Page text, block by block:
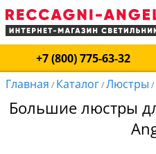
+7 (800) 775-63-32
Главная / Каталог/Люстры /
Большие люстры